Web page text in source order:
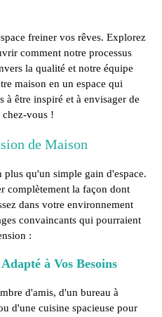
freiner vos rêves. Explorez
comment notre processus
la qualité et notre équipe
maison en un espace qui
à être inspiré et à envisager de
vous !
de Maison
qu'un simple gain d'espace.
complètement la façon dont
dans votre environnement
convaincants qui pourraient
:
à Vos Besoins
d'amis, d'un bureau à
d'une cuisine spacieuse pour